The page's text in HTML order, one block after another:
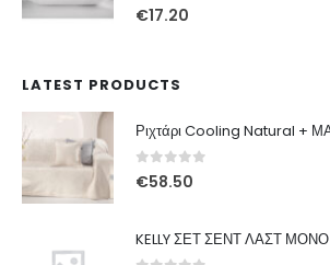
0out of 5
€17.20
LATEST PRODUCTS
Ριχτάρι Cooling Natural +
0out of 5
€58.50
KELLY ΣΕΤ ΣΕΝΤ ΛΑΣΤ